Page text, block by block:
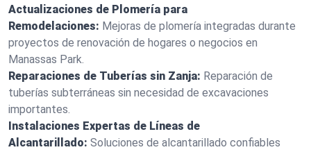
Actualizaciones de Plomería para
Remodelaciones: Mejoras de plomería integradas durante
proyectos de renovación de hogares o negocios en
Manassas Park.
Reparaciones de Tuberías sin Zanja: Reparación de
tuberías subterráneas sin necesidad de excavaciones
importantes.
Instalaciones Expertas de Líneas de
Alcantarillado: Soluciones de alcantarillado confiables